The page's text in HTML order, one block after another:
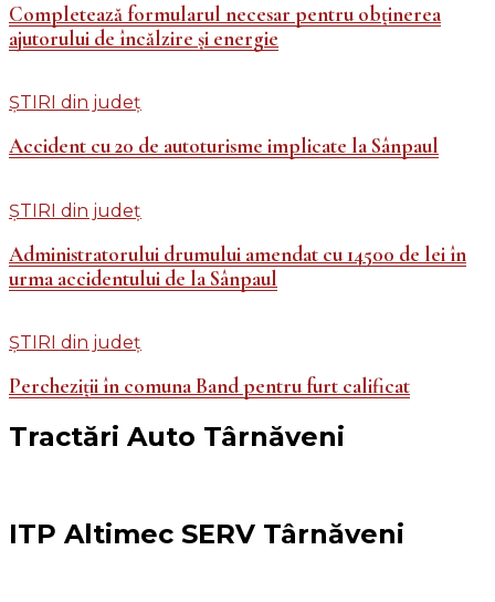
Completează formularul necesar pentru obținerea
ajutorului de încălzire și energie
ȘTIRI din județ
Accident cu 20 de autoturisme implicate la Sânpaul
ȘTIRI din județ
Administratorului drumului amendat cu 14500 de lei în
urma accidentului de la Sânpaul
ȘTIRI din județ
Percheziții în comuna Band pentru furt calificat
Tractări Auto Târnăveni
ITP Altimec SERV Târnăveni